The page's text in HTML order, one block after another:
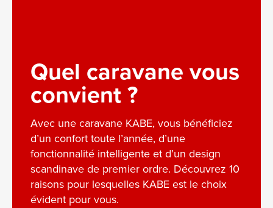
Quel caravane vous
convient ?
Avec une caravane KABE, vous bénéficiez
d’un confort toute l’année, d’une
fonctionnalité intelligente et d’un design
scandinave de premier ordre. Découvrez 10
raisons pour lesquelles KABE est le choix
évident pour vous.